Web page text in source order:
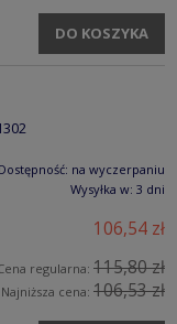
DO KOSZYKA
Dostępność: na wyczerpaniu
Wysyłka w: 3 dni
106,54 zł
regularna: 115,80 zł
Najniższa cena: 106,53 zł